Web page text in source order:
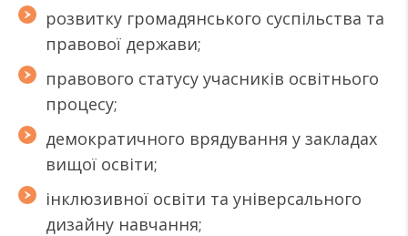
розвитку громадянського суспільства та
правової держави;
правового статусу учасників освітнього
процесу;
демократичного врядування у закладах
вищої освіти;
інклюзивної освіти та універсального
дизайну навчання;